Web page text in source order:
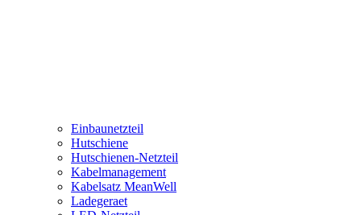
Einbaunetzteil
Hutschiene
Hutschienen-Netzteil
Kabelmanagement
Kabelsatz MeanWell
Ladegeraet